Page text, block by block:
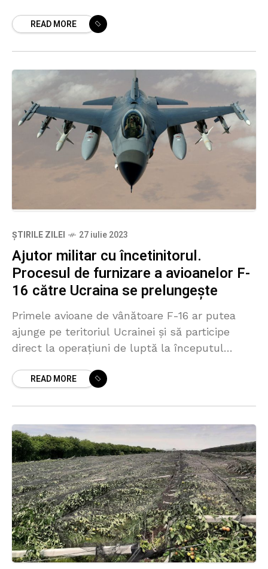
a
READ MORE
ȘTIRILE ZILEI 27 iulie 2023
Ajutor militar cu încetinitorul.
Procesul de furnizare a avioanelor F-
16 către Ucraina se prelungește
Primele avioane de vânătoare F-16 ar putea
ajunge pe teritoriul Ucrainei și să participe
direct la operațiuni de luptă la începutul
interviuREAD MORE